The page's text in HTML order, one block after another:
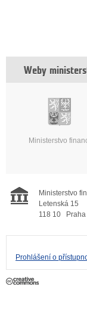
Weby
Ministerstvo
Ministerstvo
Letenská 15
118 10
Praha
Prohlášení o